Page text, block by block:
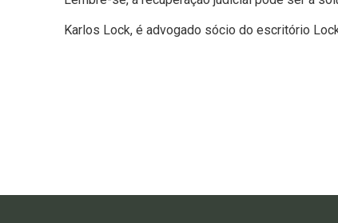
Karlos Lock, é advogado sócio do escritório